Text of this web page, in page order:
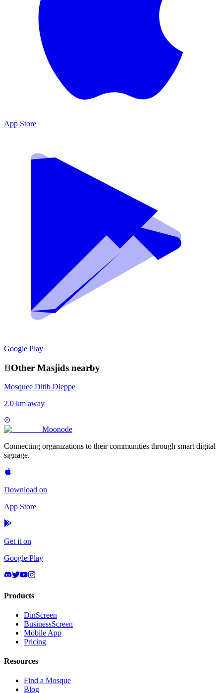
App Store
Google Play
Other Masjids nearby
Mosquee Ditib Dieppe
2.0 km away
Moonode
Connecting organizations to their communities through smart digital
signage.
Download on
App Store
Get it on
Google Play
Products
DinScreen
BusinessScreen
Mobile App
Pricing
Resources
Find a Mosque
Blog